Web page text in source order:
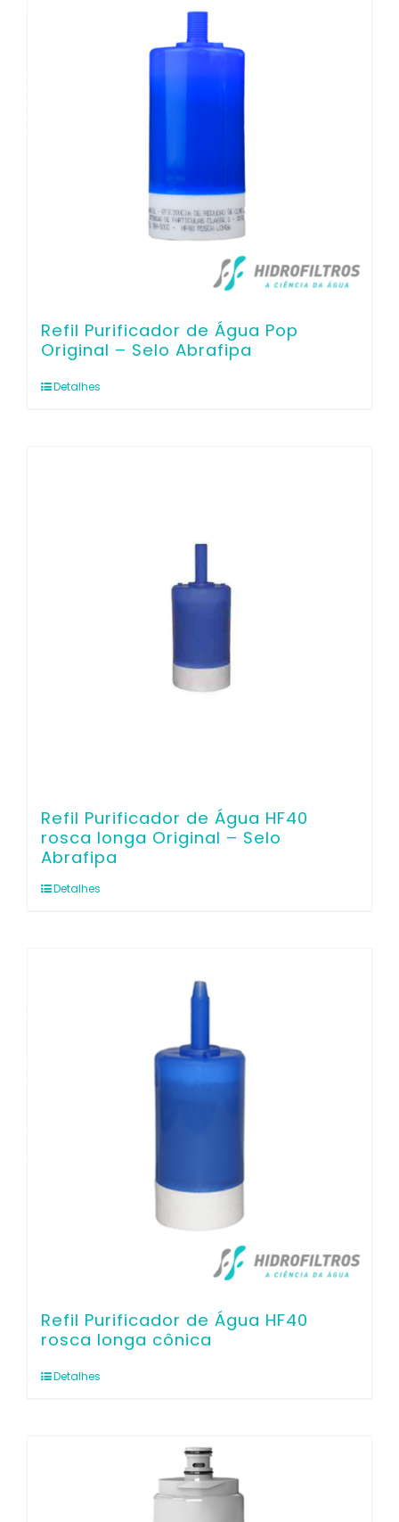
Contato
Refil Purificador de Água Pop
Original – Selo Abrafipa
Detalhes
Refil Purificador de Água HF40
rosca longa Original – Selo
Abrafipa
Detalhes
Refil Purificador de Água HF40
rosca longa cônica
Detalhes